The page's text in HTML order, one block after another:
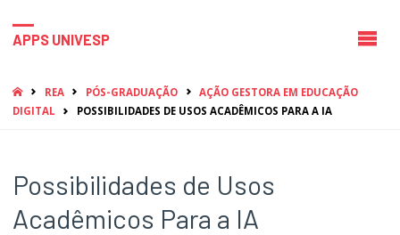
APPS UNIVESP
HOMEREA PÓS-GRADUAÇÃO
AÇÃO GESTORA EM EDUCAÇÃO
DIGITAL
POSSIBILIDADES DE USOS ACADÊMICOS PARA A IA
Possibilidades de Usos
Acadêmicos Para a IA